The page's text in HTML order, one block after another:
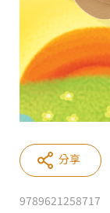
9789621258717
分享